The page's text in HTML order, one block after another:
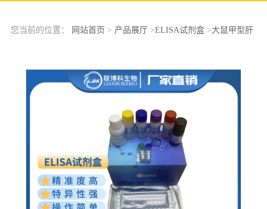
您当前的位置： 网站首页 > 产品展厅 >ELISA试剂盒>大鼠甲型肝